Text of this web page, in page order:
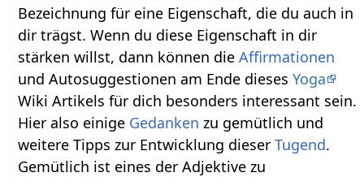
Bezeichnung für eine Eigenschaft, die du auch in
dir trägst. Wenn du diese Eigenschaft in dir
stärken willst, dann können dieAffirmationen
und Autosuggestionen am Ende diesesYoga
Wiki Artikels für dich besonders interessant sein.
Hier also einige Gedanken zu gemütlich und
weitere Tipps zur Entwicklung dieserTugend.
Gemütlich ist eines der Adjektive zu